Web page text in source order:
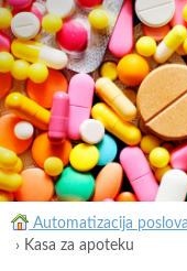
Automatizacija
› Kasa za apoteku